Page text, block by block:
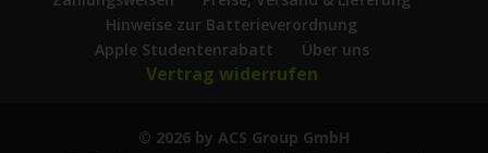
Hinweise zur Batterieverordnung
Apple Studentenrabatt
Über uns
Vertrag widerrufen
© 2026 by ACS Group GmbH